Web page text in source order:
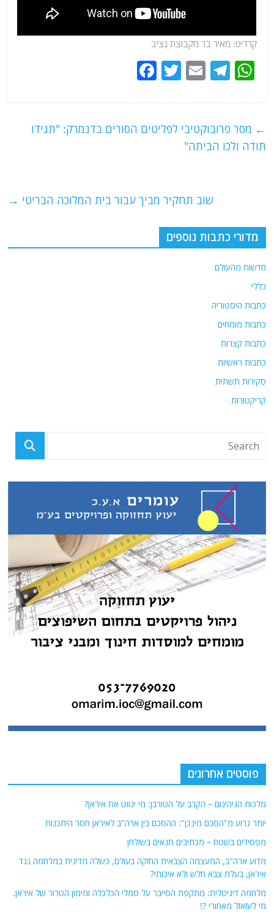
קרדיט: מאיר בר מקבוצת נציב
W
s
A
T
g
ra
E
l
T
er
e
k
← מסר פרובוקטיבי לפליטים הסורים בדנמרק: "תגידו
תודה ולכו הביתה"
שוב תחקיר מביך עבור בית המלוכה הבריטי →
מדורי כתבות נוספים
חדשות מהעולם
כללי
כתבות היסטוריה
כתבות מומחים
כתבות קצרות
כתבות ראשיות
סקירות תשתית
קריקטורות
פוסטים אחרונים
מלכות הגיהינום – הקרב על הטורבן: מי ינווט את איראן?
יותר גרוע מ"הסכם מינכן": ההסכם בין ארה"ב לאיראן חסר היתכנות
מפסידים בשטח – מכתיבים תנאים בשולחן
מדוע ארה"ב, המעצמה הצבאית החזקה בעולם, כשלה מדינית במלחמה נגד
איראן, בעלת צבא חלש ולא איכותי?
מלחמה דיגיטלית: מתקפת הסייבר על סמלי הכלכלה ומימון הטרור של איראן.
מי לעזאזל מאחורי ?!